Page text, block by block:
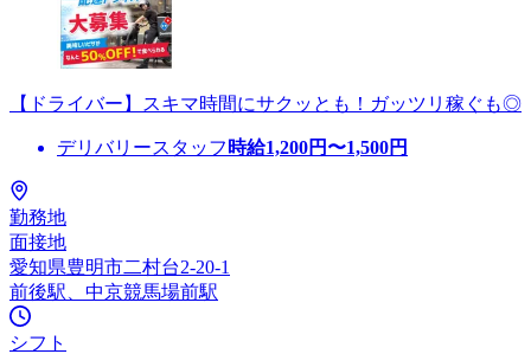
【ドライバー】スキマ時間にサクッとも！ガッツリ稼ぐも◎
デリバリースタッフ 時給1,200円〜1,500円
勤務地
面接地
愛知県豊明市二村台2-20-1
前後駅、中京競馬場前駅
シフト